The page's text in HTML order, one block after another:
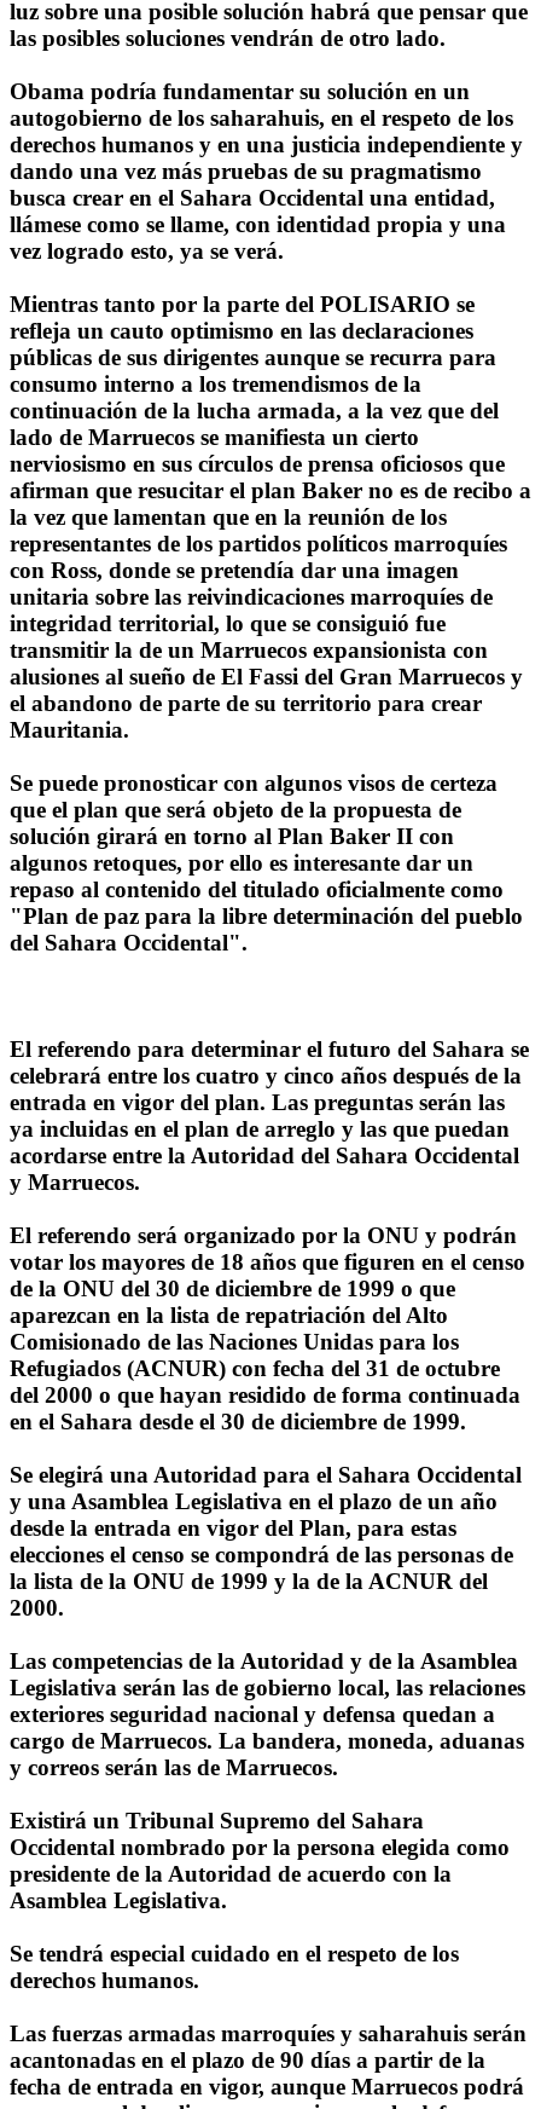
luz sobre una posible solución habrá que pensar que
las posibles soluciones vendrán de otro lado.
Obama podría fundamentar su solución en un
autogobierno de los saharahuis, en el respeto de los
derechos humanos y en una justicia independiente y
dando una vez más pruebas de su pragmatismo
busca crear en el Sahara Occidental una entidad,
llámese como se llame, con identidad propia y una
vez logrado esto, ya se verá.
Mientras tanto por la parte del POLISARIO se
refleja un cauto optimismo en las declaraciones
públicas de sus dirigentes aunque se recurra para
consumo interno a los tremendismos de la
continuación de la lucha armada, a la vez que del
lado de Marruecos se manifiesta un cierto
nerviosismo en sus círculos de prensa oficiosos que
afirman que resucitar el plan Baker no es de recibo a
la vez que lamentan que en la reunión de los
representantes de los partidos políticos marroquíes
con Ross, donde se pretendía dar una imagen
unitaria sobre las reivindicaciones marroquíes de
integridad territorial, lo que se consiguió fue
transmitir la de un Marruecos expansionista con
alusiones al sueño de El Fassi del Gran Marruecos y
el abandono de parte de su territorio para crear
Mauritania.
Se puede pronosticar con algunos visos de certeza
que el plan que será objeto de la propuesta de
solución girará en torno al Plan Baker II con
algunos retoques, por ello es interesante dar un
repaso al contenido del titulado oficialmente como
"Plan de paz para la libre determinación del pueblo
del Sahara Occidental".
El referendo para determinar el futuro del Sahara se
celebrará entre los cuatro y cinco años después de la
entrada en vigor del plan. Las preguntas serán las
ya incluidas en el plan de arreglo y las que puedan
acordarse entre la Autoridad del Sahara Occidental
y Marruecos.
El referendo será organizado por la ONU y podrán
votar los mayores de 18 años que figuren en el censo
de la ONU del 30 de diciembre de 1999 o que
aparezcan en la lista de repatriación del Alto
Comisionado de las Naciones Unidas para los
Refugiados (ACNUR) con fecha del 31 de octubre
del 2000 o que hayan residido de forma continuada
en el Sahara desde el 30 de diciembre de 1999.
Se elegirá una Autoridad para el Sahara Occidental
y una Asamblea Legislativa en el plazo de un año
desde la entrada en vigor del Plan, para estas
elecciones el censo se compondrá de las personas de
la lista de la ONU de 1999 y la de la ACNUR del
2000.
Las competencias de la Autoridad y de la Asamblea
Legislativa serán las de gobierno local, las relaciones
exteriores seguridad nacional y defensa quedan a
cargo de Marruecos. La bandera, moneda, aduanas
y correos serán las de Marruecos.
Existirá un Tribunal Supremo del Sahara
Occidental nombrado por la persona elegida como
presidente de la Autoridad de acuerdo con la
Asamblea Legislativa.
Se tendrá especial cuidado en el respeto de los
derechos humanos.
Las fuerzas armadas marroquíes y saharahuis serán
acantonadas en el plazo de 90 días a partir de la
fecha de entrada en vigor, aunque Marruecos podrá